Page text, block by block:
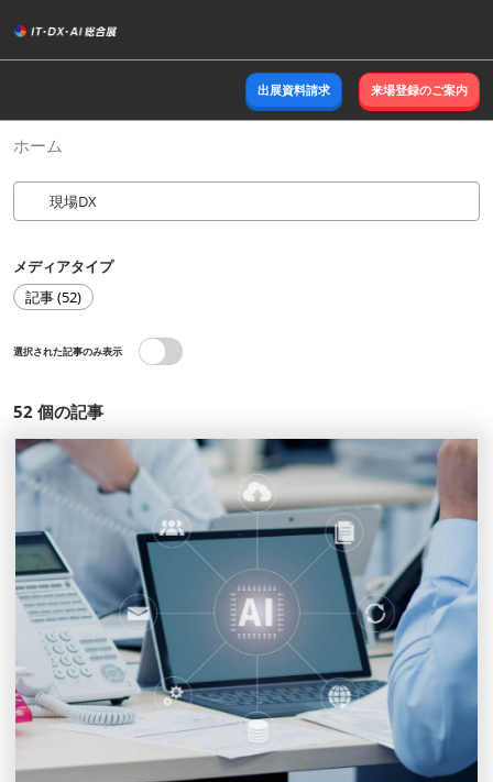
キ
ッ
し
て
進
出展資料請求 来場登録のご案内
ホーム
メディアタイプ
記事 (52)
選択された記事のみ表示
52 個の記事